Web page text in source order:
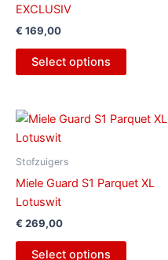
EXCLUSIV
€ 169,00
Select options
Stofzuigers
Miele Guard S1 Parquet XL
Lotuswit
€ 269,00
Select options